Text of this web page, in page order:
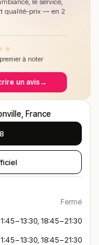
le service,
qualité-prix — en 2
★
à noter
un avis→
France
Fermé
– 13:30, 18:45 – 21:30
– 13:30, 18:45 – 21:30